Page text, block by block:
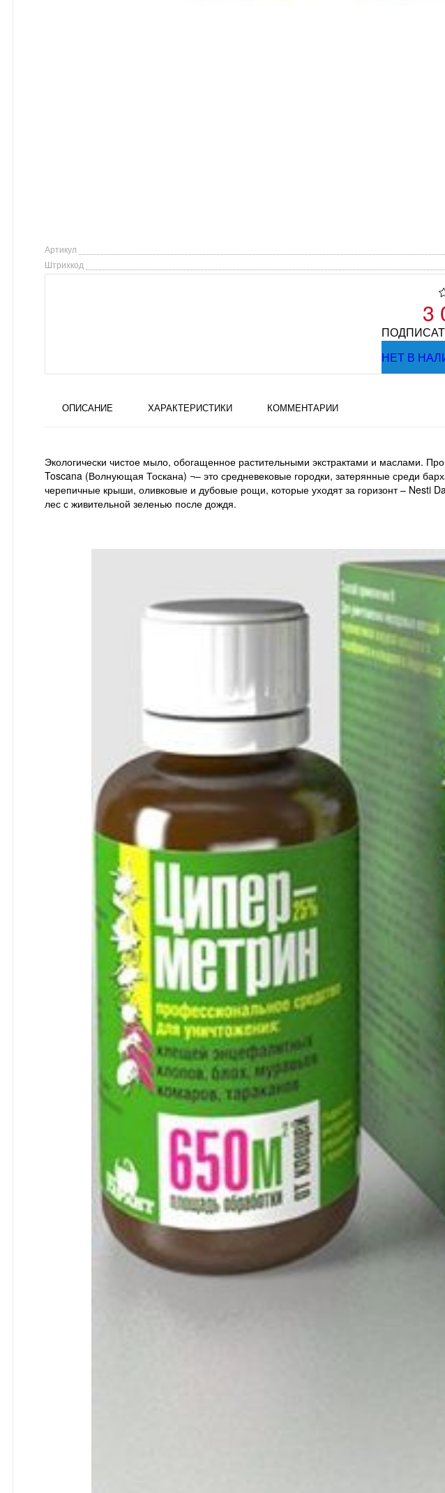
Артикул
Штрихкод
3
НЕТ В
ОПИСАНИЕ ХАРАКТЕРИСТИКИ КОММЕНТАРИИ
Экологически чистое мыло, обогащенное растительными экстрактами и маслами.
Toscana (Волнующая Тоскана) ¬– это средневековые городки, затерянные среди
черепичные крыши, оливковые и дубовые рощи, которые уходят за горизонт – Nesti
лес с живительной зеленью после дождя.